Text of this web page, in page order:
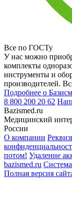
Все по ГОСТу
У нас можно
комплекты
инструменты и
производителей.
Подробнее о
8 800 200 20 62
Bazismed.ru
Медицинский
России
О компании
потом! Удаление
bazismed.ru
Полная версия